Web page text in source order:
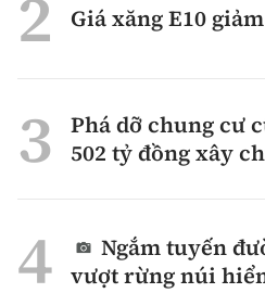
Giá xăng E10
Phá dỡ chung cư
502 tỷ đồng xây
Ngắm tuyến
vượt rừng núi